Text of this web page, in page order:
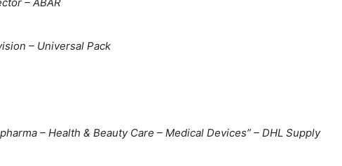
– Universal Pack
– Health & Beauty Care – Medical Devices” – DHL Supply